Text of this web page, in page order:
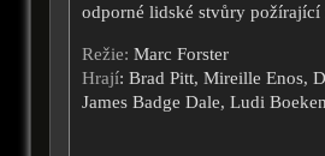
odporné lidské stvůry požírající
Režie: Marc Forster
Hrají: Brad Pitt, Mireille Enos,
James Badge Dale, Ludi